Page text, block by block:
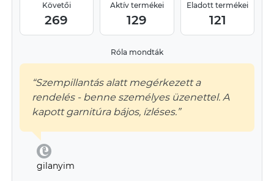
Követői
269
Aktív termékei
129
Eladott termékei
121
Róla mondták
“Szempillantás alatt megérkezett a
rendelés - benne személyes üzenettel. A
kapott garnitúra bájos, ízléses.”
gilanyim